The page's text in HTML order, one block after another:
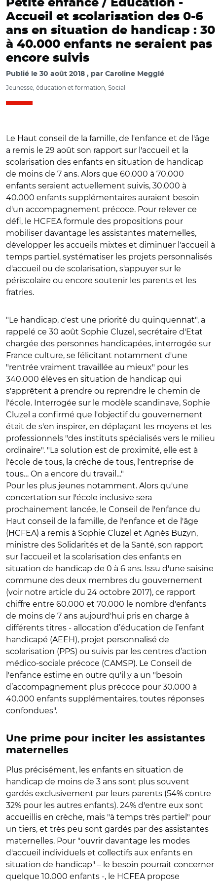
Petite enfance / Education -
Accueil et scolarisation des 0-6
ans en situation de handicap : 30
à 40.000 enfants ne seraient pas
encore suivis
Publié le 30 août 2018 par Caroline Megglé
Jeunesse, éducation et formation, Social
Le Haut conseil de la famille, de l'enfance et de l'âge
a remis le 29 août son rapport sur l'accueil et la
scolarisation des enfants en situation de handicap
de moins de 7 ans. Alors que 60.000 à 70.000
enfants seraient actuellement suivis, 30.000 à
40.000 enfants supplémentaires auraient besoin
d'un accompagnement précoce. Pour relever ce
défi, le HCFEA formule des propositions pour
mobiliser davantage les assistantes maternelles,
développer les accueils mixtes et diminuer l'accueil à
temps partiel, systématiser les projets personnalisés
d'accueil ou de scolarisation, s'appuyer sur le
périscolaire ou encore soutenir les parents et les
fratries.
"Le handicap, c'est une priorité du quinquennat", a
rappelé ce 30 août Sophie Cluzel, secrétaire d'Etat
chargée des personnes handicapées, interrogée sur
France culture, se félicitant notamment d'une
"rentrée vraiment travaillée au mieux" pour les
340.000 élèves en situation de handicap qui
s'apprêtent à prendre ou reprendre le chemin de
l'école. Interrogée sur le modèle scandinave, Sophie
Cluzel a confirmé que l'objectif du gouvernement
était de s'en inspirer, en déplaçant les moyens et les
professionnels "des instituts spécialisés vers le milieu
ordinaire". "La solution est de proximité, elle est à
l'école de tous, la crèche de tous, l'entreprise de
tous… On a encore du travail…"
Pour les plus jeunes notamment. Alors qu'une
concertation sur l'école inclusive sera
prochainement lancée, le Conseil de l'enfance du
Haut conseil de la famille, de l'enfance et de l'âge
(HCFEA) a remis à Sophie Cluzel et Agnès Buzyn,
ministre des Solidarités et de la Santé, son rapport
sur l'accueil et la scolarisation des enfants en
situation de handicap de 0 à 6 ans. Issu d'une saisine
commune des deux membres du gouvernement
(voir notre article du 24 octobre 2017), ce rapport
chiffre entre 60.000 et 70.000 le nombre d'enfants
de moins de 7 ans aujourd'hui pris en charge à
différents titres - allocation d’éducation de l’enfant
handicapé (AEEH), projet personnalisé de
scolarisation (PPS) ou suivis par les centres d’action
médico-sociale précoce (CAMSP). Le Conseil de
l'enfance estime en outre qu'il y a un "besoin
d’accompagnement plus précoce pour 30.000 à
40.000 enfants supplémentaires, toutes réponses
confondues".
Une prime pour inciter les assistantes
maternelles
Plus précisément, les enfants en situation de
handicap de moins de 3 ans sont plus souvent
gardés exclusivement par leurs parents (54% contre
32% pour les autres enfants). 24% d'entre eux sont
accueillis en crèche, mais "à temps très partiel" pour
un tiers, et très peu sont gardés par des assistantes
maternelles. Pour "ouvrir davantage les modes
d'accueil individuels et collectifs aux enfants en
situation de handicap" – le besoin pourrait concerner
quelque 10.000 enfants -, le HCFEA propose